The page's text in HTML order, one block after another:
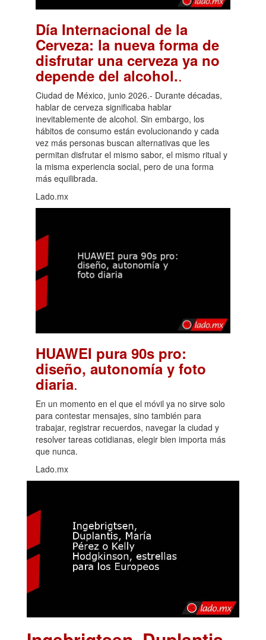
Día Internacional de la
Cerveza: la nueva forma de
disfrutar una cerveza ya no
depende del alcohol..
Ciudad de México, junio 2026.- Durante décadas,
hablar de cerveza significaba hablar
inevitablemente de alcohol. Sin embargo, los
hábitos de consumo están evolucionando y cada
vez más personas buscan alternativas que les
permitan disfrutar el mismo sabor, el mismo ritual y
la misma experiencia social, pero de una forma
más equilibrada.
Lado.mx
HUAWEI pura 90s pro:
diseño, autonomía y foto
diaria.
En un momento en el que el móvil ya no sirve solo
para contestar mensajes, sino también para
trabajar, registrar recuerdos, navegar la ciudad y
resolver tareas cotidianas, elegir bien importa más
que nunca.
Lado.mx